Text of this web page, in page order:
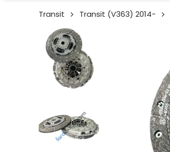
Transit Transit (V363) 2014-